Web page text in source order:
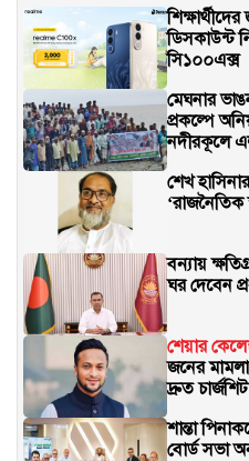
ডিসকাউন্ট
সি১০০এক্স
মেঘনার
প্রকল্পে
নদীরকূলে
শেখ
‘রাজনৈতিক
বন্যায়
ঘর দেবেন
শেয়ার
জনের
দ্রুত চার্জশিট
শান্তা
বোর্ড সভা